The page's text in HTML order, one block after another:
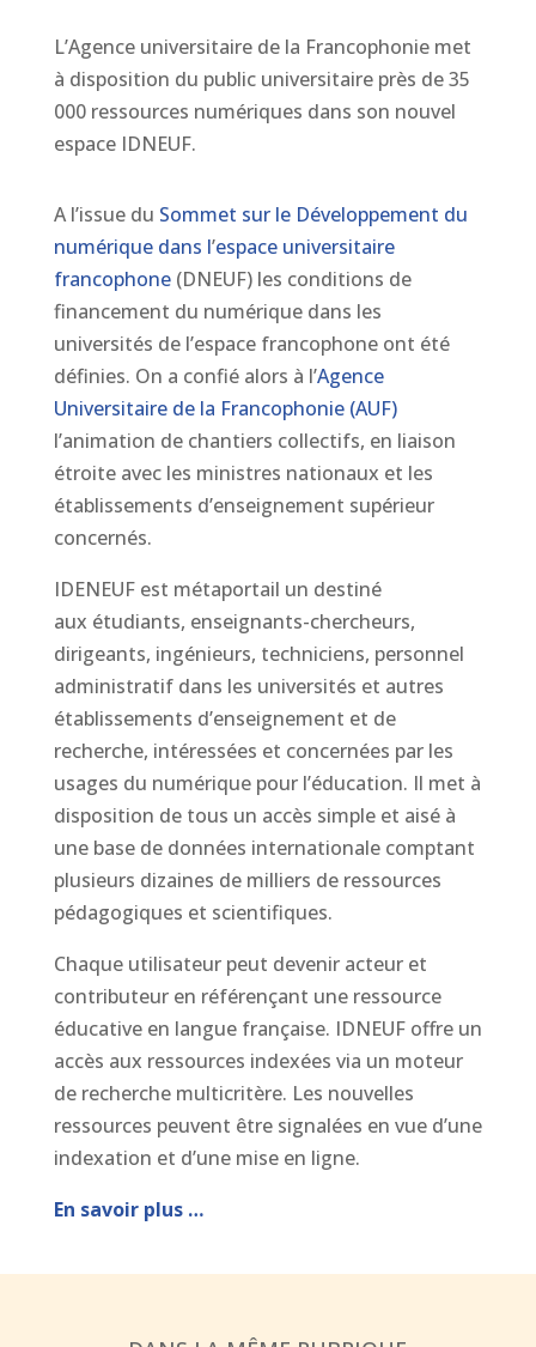
L’Agence universitaire de la Francophonie met
à disposition du public universitaire près de 35
000 ressources numériques dans son nouvel
espace IDNEUF.
A l’issue du Sommet sur le Développement du
numérique dans l’espace universitaire
francophone(DNEUF) les conditions de
financement du numérique dans les
universités de l’espace francophone ont été
définies. On a confié alors à l’Agence
Universitaire de la Francophonie (AUF)
l’animation de chantiers collectifs, en liaison
étroite avec les ministres nationaux et les
établissements d’enseignement supérieur
concernés.
IDENEUF est métaportail un destiné
aux étudiants, enseignants-chercheurs,
dirigeants, ingénieurs, techniciens, personnel
administratif dans les universités et autres
établissements d’enseignement et de
recherche, intéressées et concernées par les
usages du numérique pour l’éducation. Il met à
disposition de tous un accès simple et aisé à
une base de données internationale comptant
plusieurs dizaines de milliers de ressources
pédagogiques et scientifiques.
Chaque utilisateur peut devenir acteur et
contributeur en référençant une ressource
éducative en langue française. IDNEUF offre un
accès aux ressources indexées via un moteur
de recherche multicritère. Les nouvelles
ressources peuvent être signalées en vue d’une
indexation et d’une mise en ligne.
En savoir plus …